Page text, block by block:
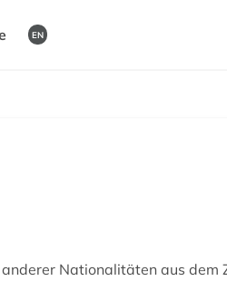
EN
Nationalitäten aus